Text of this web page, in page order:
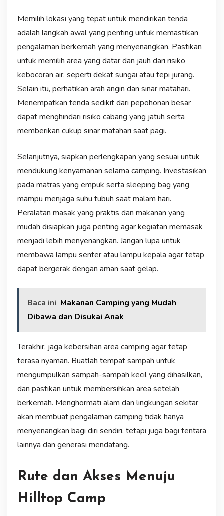
Memilih lokasi yang tepat untuk mendirikan tenda
adalah langkah awal yang penting untuk memastikan
pengalaman berkemah yang menyenangkan. Pastikan
untuk memilih area yang datar dan jauh dari risiko
kebocoran air, seperti dekat sungai atau tepi jurang.
Selain itu, perhatikan arah angin dan sinar matahari.
Menempatkan tenda sedikit dari pepohonan besar
dapat menghindari risiko cabang yang jatuh serta
memberikan cukup sinar matahari saat pagi.
Selanjutnya, siapkan perlengkapan yang sesuai untuk
mendukung kenyamanan selama camping. Investasikan
pada matras yang empuk serta sleeping bag yang
mampu menjaga suhu tubuh saat malam hari.
Peralatan masak yang praktis dan makanan yang
mudah disiapkan juga penting agar kegiatan memasak
menjadi lebih menyenangkan. Jangan lupa untuk
membawa lampu senter atau lampu kepala agar tetap
dapat bergerak dengan aman saat gelap.
Baca ini Makanan Camping yang Mudah
Dibawa dan Disukai Anak
Terakhir, jaga kebersihan area camping agar tetap
terasa nyaman. Buatlah tempat sampah untuk
mengumpulkan sampah-sampah kecil yang dihasilkan,
dan pastikan untuk membersihkan area setelah
berkemah. Menghormati alam dan lingkungan sekitar
akan membuat pengalaman camping tidak hanya
menyenangkan bagi diri sendiri, tetapi juga bagi tentara
lainnya dan generasi mendatang.
Rute dan Akses Menuju
Hilltop Camp